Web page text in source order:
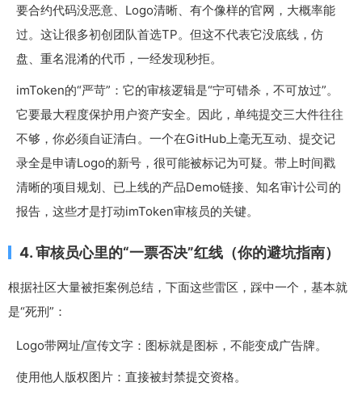
要合约代码没恶意、Logo清晰、有个像样的官网，大概率能
过。这让很多初创团队首选TP。但这不代表它没底线，仿
盘、重名混淆的代币，一经发现秒拒。
imToken的“严苛”：它的审核逻辑是“宁可错杀，不可放过”。
它要最大程度保护用户资产安全。因此，单纯提交三大件往往
不够，你必须自证清白。一个在GitHub上毫无互动、提交记
录全是申请Logo的新号，很可能被标记为可疑。带上时间戳
清晰的项目规划、已上线的产品Demo链接、知名审计公司的
报告，这些才是打动imToken审核员的关键。
4. 审核员心里的“一票否决”红线（你的避坑指南）
根据社区大量被拒案例总结，下面这些雷区，踩中一个，基本就
是“死刑”：
Logo带网址/宣传文字：图标就是图标，不能变成广告牌。
使用他人版权图片：直接被封禁提交资格。